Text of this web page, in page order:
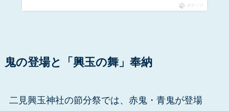
ポチップ
鬼の登場と「興玉の舞」奉納
二見興玉神社の節分祭では、赤鬼・青鬼が登場